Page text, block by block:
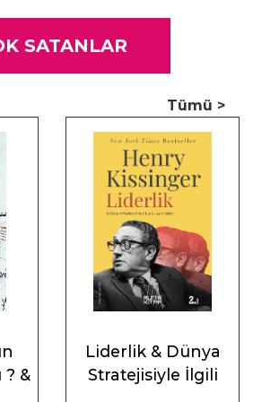
SATANLAR
Tümü >
? &
Liderlik & Dünya
Stratejisiyle İlgili